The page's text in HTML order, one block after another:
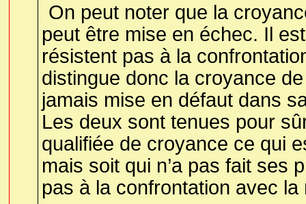
On peut noter que la
peut être mise en échec. Il
résistent pas à la
distingue donc la croyance
jamais mise en défaut dans
Les deux sont tenues pour
qualifiée de croyance ce qui
mais soit qui n’a pas fait ses
pas à la confrontation avec